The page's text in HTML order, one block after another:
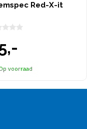
Red-X-it
voorraad